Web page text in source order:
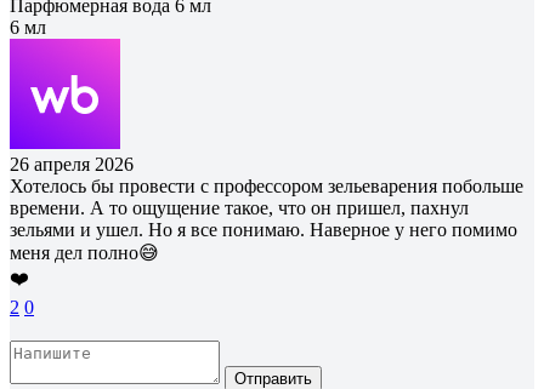
Парфюмерная вода 6 мл
6 мл
26 апреля 2026
Хотелось бы провести с профессором зельеварения побольше
времени. А то ощущение такое, что он пришел, пахнул
зельями и ушел. Но я все понимаю. Наверное у него помимо
меня дел полно😅
❤️
2 0
Отправить